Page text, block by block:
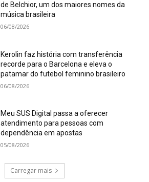
de Belchior, um dos maiores nomes da
música brasileira
06/08/2026
Kerolin faz história com transferência
recorde para o Barcelona e eleva o
patamar do futebol feminino brasileiro
06/08/2026
Meu SUS Digital passa a oferecer
atendimento para pessoas com
dependência em apostas
05/08/2026
Carregar mais